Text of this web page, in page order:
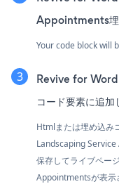
Appointments埋
Your code block will
Revive for
コード要素に追加
Htmlまたは埋め込み
Landscaping Service
保存してライブペー
Appointmentsが表示